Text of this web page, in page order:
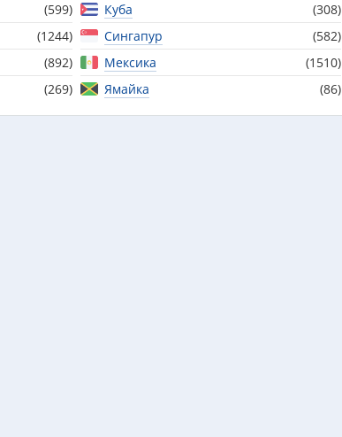
(599) Куба (308)
(1244) Сингапур (582)
(892) Мексика (1510)
(269) Ямайка (86)